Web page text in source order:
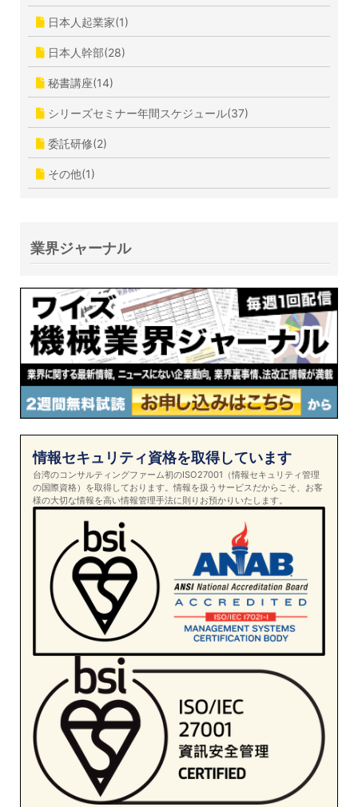
日本人起業家(1)
日本人幹部(28)
秘書講座(14)
シリーズセミナー年間スケジュール(37)
委託研修(2)
その他(1)
業界ジャーナル
情報セキュリティ資格を取得しています
台湾のコンサルティングファーム初のISO27001（情報セキュリティ管理
の国際資格）を取得しております。情報を扱うサービスだからこそ、お客
様の大切な情報を高い情報管理手法に則りお預かりいたします。